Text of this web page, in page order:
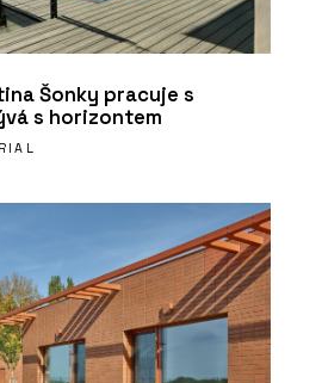
Šonky pracuje s
s horizontem